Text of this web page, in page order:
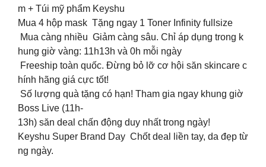
m + Túi mỹ phẩm Keyshu
Mua 4 hộp mask Tặng ngay 1 Toner Infinity fullsize
Mua càng nhiều Giảm càng sâu. Chỉ áp dụng trong k
hung giờ vàng: 11h13h và 0h mỗi ngày
Freeship toàn quốc. Đừng bỏ lỡ cơ hội săn skincare c
hính hãng giá cực tốt!
Số lượng quà tặng có hạn! Tham gia ngay khung giờ
Boss Live (11h-
13h) săn deal chấn động duy nhất trong ngày!
Keyshu Super Brand Day Chốt deal liền tay, da đẹp từ
ng ngày.